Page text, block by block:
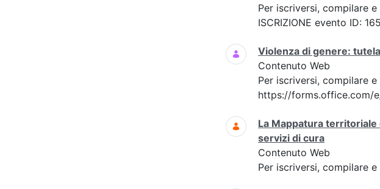
Per iscriversi, compilare
ISCRIZIONE evento ID:
Violenza di genere:
Contenuto Web
Per iscriversi, compilare
https://forms.office.com/
La Mappatura territoriale
servizi di cura
Contenuto Web
Per iscriversi, compilare